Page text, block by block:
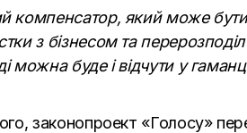
компенсатор, який може
з бізнесом та
можна буде і відчути у
законопроект «Голосу»